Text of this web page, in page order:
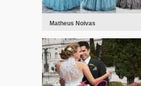
Matheus Noivas